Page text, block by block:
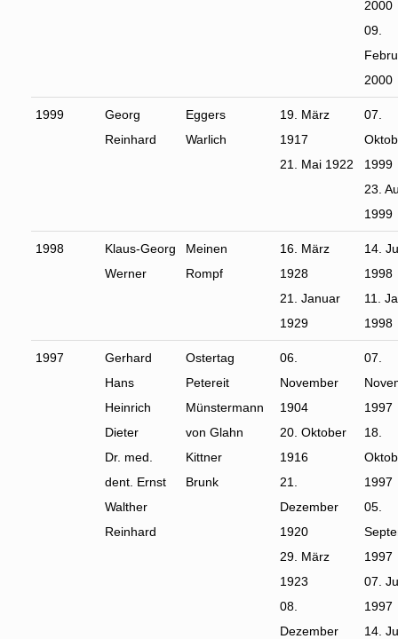
2000
09.
2000
1999
Georg
Reinhard
Eggers
Warlich
19. März
1917
21. Mai 1922
07.
1999
23.
1999
1998
Klaus-Georg
Werner
Meinen
Rompf
16. März
1928
21. Januar
1929
14.
1998
11.
1998
1997
Gerhard
Hans
Heinrich
Dieter
Dr. med.
dent. Ernst
Walther
Reinhard
Ostertag
Petereit
Münstermann
von Glahn
Kittner
Brunk
06.
November
1904
20. Oktober
1916
21.
Dezember
1920
29. März
1923
08.
Dezember
07.
1997
18.
1997
05.
1997
07.
1997
14.